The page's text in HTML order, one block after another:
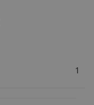
1